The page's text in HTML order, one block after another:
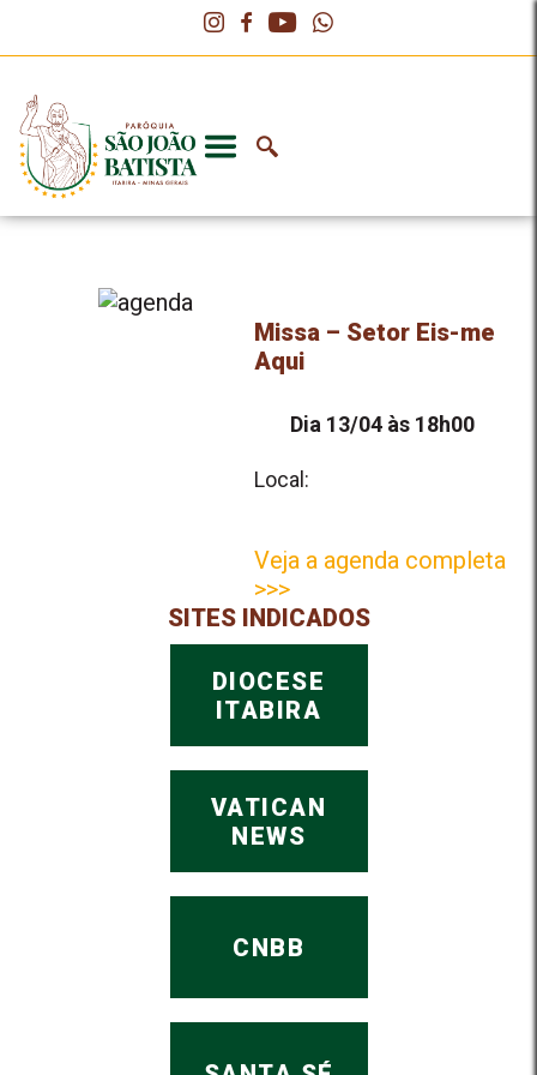
Missa – Setor Eis-me
Aqui
Dia 13/04 às 18h00
Local:
Veja a agenda completa
>>>
SITES INDICADOS
DIOCESE
ITABIRA
VATICAN
NEWS
CNBB